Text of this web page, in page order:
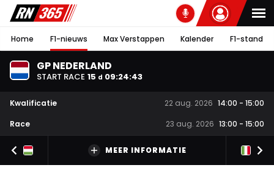
Home F1-nieuws Max Verstappen Kalender F1-stand
GP NEDERLAND
START RACE 15 d 09:24:43
Kwalificatie 22 aug. 2026 14:00 - 15:00
Race
23 aug. 2026 13:00 - 15:00
MEER INFORMATIE